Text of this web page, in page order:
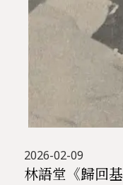
2026-02-09